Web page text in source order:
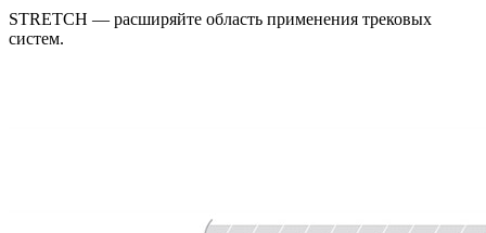
STRETCH — расширяйте область применения трековых
систем.